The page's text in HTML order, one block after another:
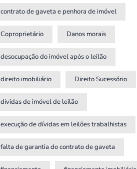
contrato de gaveta e penhora de imóvel
Coproprietário Danos morais
desocupação do imóvel após o leilão
direito imobiliário Direito Sucessório
dívidas de imóvel de leilão
execução de dívidas em leilões trabalhistas
falta de garantia do contrato de gaveta